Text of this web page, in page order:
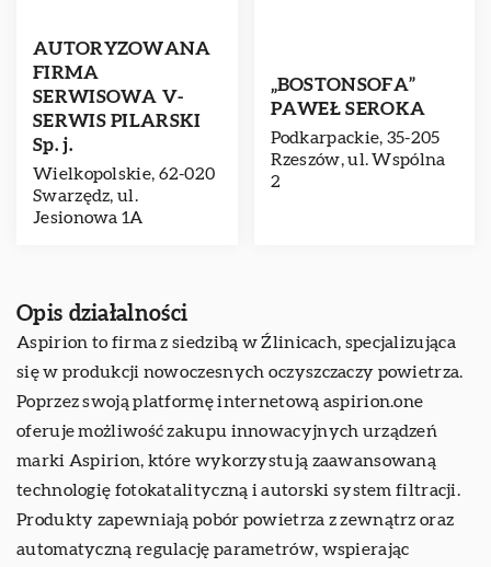
AUTORYZOWANA
FIRMA
SERWISOWA V-
SERWIS PILARSKI
Sp. j.
Wielkopolskie, 62-020
Swarzędz, ul.
Jesionowa 1A
„BOSTONSOFA”
PAWEŁ SEROKA
Podkarpackie, 35-205
Rzeszów, ul. Wspólna
2
Opis działalności
Aspirion to firma z siedzibą w Źlinicach, specjalizująca
się w produkcji nowoczesnych oczyszczaczy powietrza.
Poprzez swoją platformę internetową aspirion.one
oferuje możliwość zakupu innowacyjnych urządzeń
marki Aspirion, które wykorzystują zaawansowaną
technologię fotokatalityczną i autorski system filtracji.
Produkty zapewniają pobór powietrza z zewnątrz oraz
automatyczną regulację parametrów, wspierając